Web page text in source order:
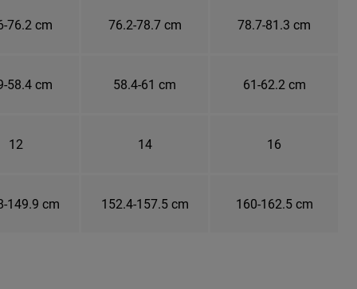
76.2 cm 76.2-78.7 cm 78.7-81.3 cm
58.4 cm 58.4-61 cm 61-62.2 cm
12 14 16
149.9 cm 152.4-157.5 cm 160-162.5 cm